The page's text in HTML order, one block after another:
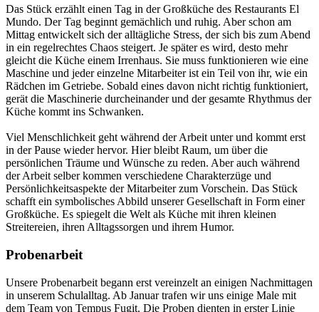
Das Stück erzählt einen Tag in der Großküche des Restaurants El
Mundo. Der Tag beginnt gemächlich und ruhig. Aber schon am
Mittag entwickelt sich der alltägliche Stress, der sich bis zum Abend
in ein regelrechtes Chaos steigert. Je später es wird, desto mehr
gleicht die Küche einem Irrenhaus. Sie muss funktionieren wie eine
Maschine und jeder einzelne Mitarbeiter ist ein Teil von ihr, wie ein
Rädchen im Getriebe. Sobald eines davon nicht richtig funktioniert,
gerät die Maschinerie durcheinander und der gesamte Rhythmus der
Küche kommt ins Schwanken.
Viel Menschlichkeit geht während der Arbeit unter und kommt erst
in der Pause wieder hervor. Hier bleibt Raum, um über die
persönlichen Träume und Wünsche zu reden. Aber auch während
der Arbeit selber kommen verschiedene Charakterzüge und
Persönlichkeitsaspekte der Mitarbeiter zum Vorschein. Das Stück
schafft ein symbolisches Abbild unserer Gesellschaft in Form einer
Großküche. Es spiegelt die Welt als Küche mit ihren kleinen
Streitereien, ihren Alltagssorgen und ihrem Humor.
Probenarbeit
Unsere Probenarbeit begann erst vereinzelt an einigen Nachmittagen
in unserem Schulalltag. Ab Januar trafen wir uns einige Male mit
dem Team von Tempus Fugit. Die Proben dienten in erster Linie